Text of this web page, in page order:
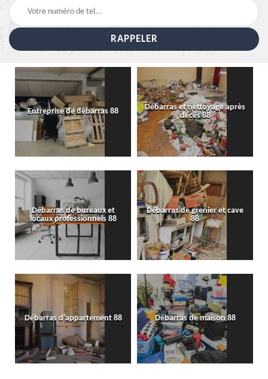
Entreprise de débarras 88
Débarras et nettoyage après
décès 88
Débarras de bureaux et
locaux professionnels 88
Débarras de grenier et cave
88
Débarras d'appartement 88 Débarras de maison 88